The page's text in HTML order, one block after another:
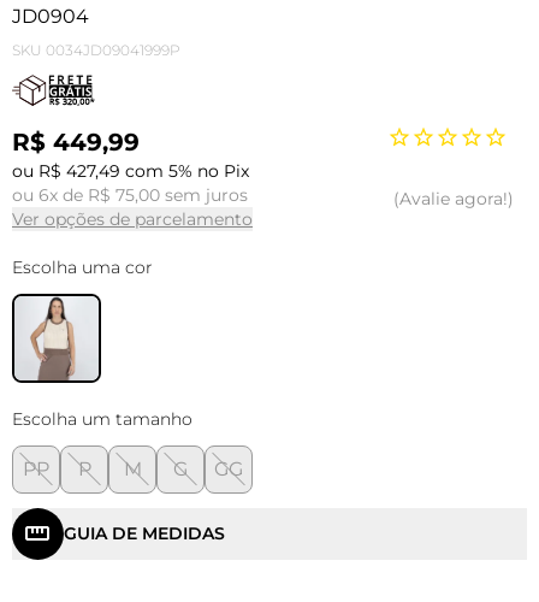
JD0904
SKU 0034JD09041999P
R$ 449,99
ou R$ 427,49 com 5% no Pix
ou 6x de R$ 75,00 sem juros
Ver opções de parcelamento
Avalie agora!
Escolha uma cor
Escolha um tamanho
PP P M G GG
GUIA DE MEDIDAS